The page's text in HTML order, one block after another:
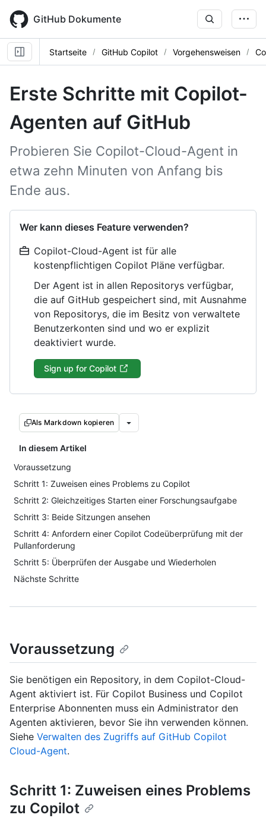
main
content
GitHub Dokumente
Startseite GitHub Copilot Vorgehensweisen
Erste Schritte mit Copilot-
Agenten auf GitHub
Probieren Sie Copilot-Cloud-Agent in
etwa zehn Minuten von Anfang bis
Ende aus.
Wer kann dieses Feature verwenden?
Copilot-Cloud-Agent ist für alle
kostenpflichtigen Copilot Pläne verfügbar.
Der Agent ist in allen Repositorys verfügbar,
die auf GitHub gespeichert sind, mit Ausnahme
von Repositorys, die im Besitz von verwaltete
Benutzerkonten sind und wo er explizit
deaktiviert wurde.
Sign up for Copilot
Als Markdown kopieren
In diesem Artikel
Voraussetzung
Schritt 1: Zuweisen eines Problems zu Copilot
Schritt 2: Gleichzeitiges Starten einer Forschungsaufgabe
Schritt 3: Beide Sitzungen ansehen
Schritt 4: Anfordern einer Copilot Codeüberprüfung mit der
Pullanforderung
Schritt 5: Überprüfen der Ausgabe und Wiederholen
Nächste Schritte
Voraussetzung
Sie benötigen ein Repository, in dem Copilot-Cloud-
Agent aktiviert ist. Für Copilot Business und Copilot
Enterprise Abonnenten muss ein Administrator den
Agenten aktivieren, bevor Sie ihn verwenden können.
Siehe Verwalten des Zugriffs auf GitHub Copilot
Cloud-Agent.
Schritt 1: Zuweisen eines Problems
zu Copilot